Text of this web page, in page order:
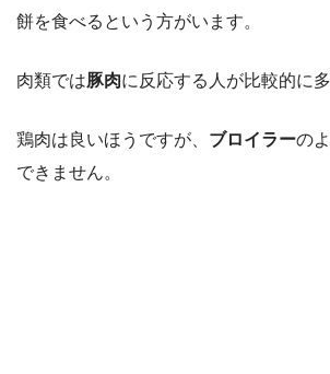
餅を食べるという方がいます。
肉類では豚肉に反応する人が比較的に多
鶏肉は良いほうですが、 ブロイラーの
できません。